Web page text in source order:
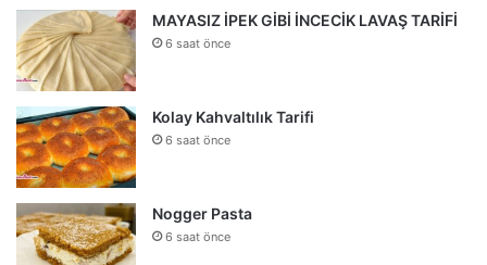
MAYASIZ İPEK GİBİ İNCECİK LAVAŞ TARİFİ
6 saat önce
Kolay Kahvaltılık Tarifi
6 saat önce
Nogger Pasta
6 saat önce